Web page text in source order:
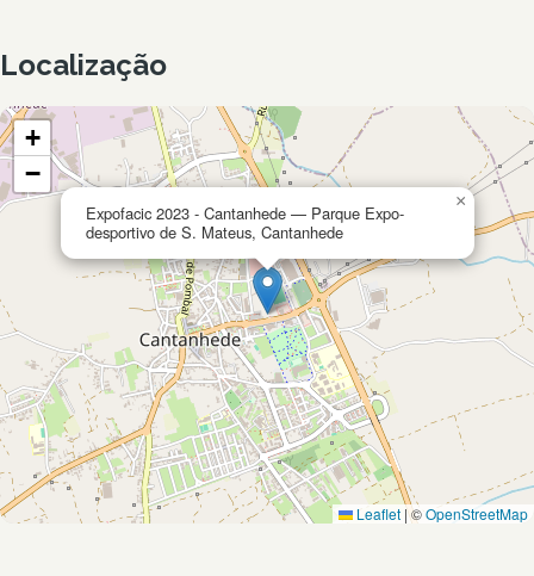
Localização
Expofacic 2023 - Cantanhede — Parque Expo-
desportivo de S. Mateus, Cantanhede
×
+
−
Leaflet |©OpenStreetMap